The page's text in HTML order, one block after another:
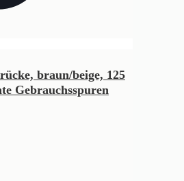
braun/beige, 125
Gebrauchsspuren